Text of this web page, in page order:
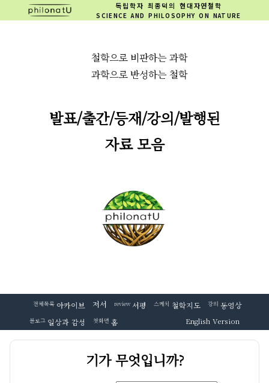
독립학자 최종덕의 현대자연철학
SCIENCE AND PHILOSOPHY ON NATURE
철학으로 비판하는 과학
과학으로 반성하는 철학
발표/출간/등재/강의/발행된
자료 모음
전체목록 아카이브 저서 review 서평 스케치 철학지도 강의 동영상
블로그 일상과 감성 첫화면 홈 English Version
기가 무엇입니까?